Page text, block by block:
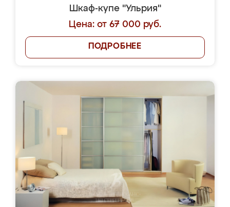
Шкаф-купе "Ульрия"
Цена: от 67 000 руб.
ПОДРОБНЕЕ